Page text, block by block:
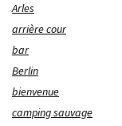
Arles
arrière cour
bar
Berlin
bienvenue
camping sauvage